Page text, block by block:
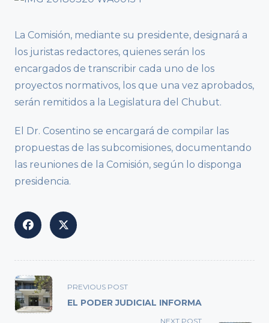
La Comisión, mediante su presidente, designará a
los juristas redactores, quienes serán los
encargados de transcribir cada uno de los
proyectos normativos, los que una vez aprobados,
serán remitidos a la Legislatura del Chubut.
El Dr. Cosentino se encargará de compilar las
propuestas de las subcomisiones, documentando
las reuniones de la Comisión, según lo disponga
presidencia.
<span
class="nav-
subtitle
PREVIOUS POST
EL PODER JUDICIAL INFORMA
NEXT POST